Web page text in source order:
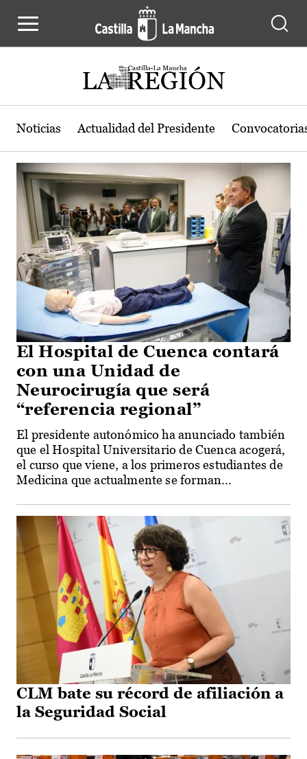
Actualidad de la región de Castilla-
Noticias Actualidad del Presidente
El Hospital de Cuenca contará
con una Unidad de
Neurocirugía que será
“referencia regional”
El presidente autonómico ha anunciado también
que el Hospital Universitario de Cuenca acogerá,
el curso que viene, a los primeros estudiantes de
Medicina que actualmente se forman...
CLM bate su récord de afiliación a
la Seguridad Social